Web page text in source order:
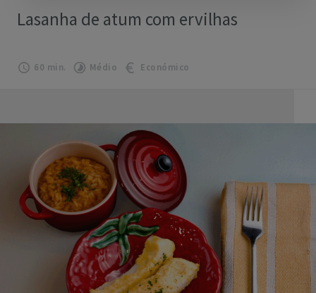
Lasanha de atum com ervilhas
60 min. Médio Económico